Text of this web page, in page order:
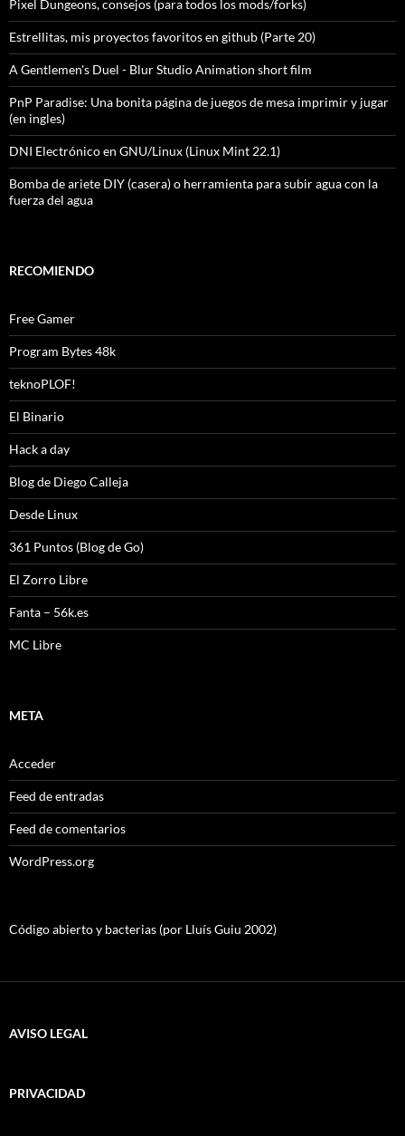
Pixel Dungeons, consejos (para todos los mods/forks)
Estrellitas, mis proyectos favoritos en github (Parte 20)
A Gentlemen's Duel - Blur Studio Animation short film
PnP Paradise: Una bonita página de juegos de mesa imprimir y jugar
(en ingles)
DNI Electrónico en GNU/Linux (Linux Mint 22.1)
Bomba de ariete DIY (casera) o herramienta para subir agua con la
fuerza del agua
RECOMIENDO
Free Gamer
Program Bytes 48k
teknoPLOF!
El Binario
Hack a day
Blog de Diego Calleja
Desde Linux
361 Puntos (Blog de Go)
El Zorro Libre
Fanta – 56k.es
MC Libre
META
Acceder
Feed de entradas
Feed de comentarios
WordPress.org
Código abierto y bacterias (por Lluís Guiu 2002)
AVISO LEGAL
PRIVACIDAD